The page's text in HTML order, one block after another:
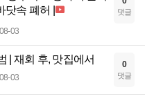
속 폐허 |
08-03
댓글
| 재회 후, 맛집에서
08-03
0
댓글